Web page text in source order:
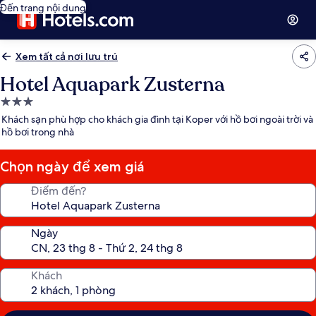
Đến trang nội dung
Xem tất cả nơi lưu trú
Hotel Aquapark Zusterna
Nơi
lưu
trú
3.0
sao
Khách sạn phù hợp cho khách gia đình tại Koper với hồ bơi ngoài trời và
hồ bơi trong nhà
Chọn ngày để xem giá
Điểm đến?
Ngày
Khách